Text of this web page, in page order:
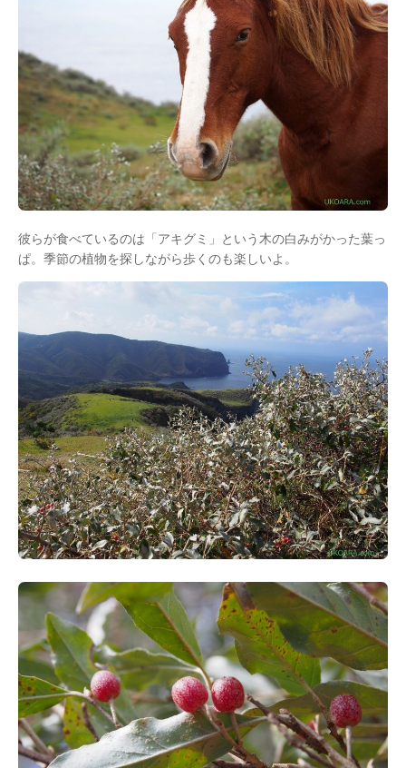
彼らが食べているのは「アキグミ」という木の白みがかった葉っ
ぱ。季節の植物を探しながら歩くのも楽しいよ。